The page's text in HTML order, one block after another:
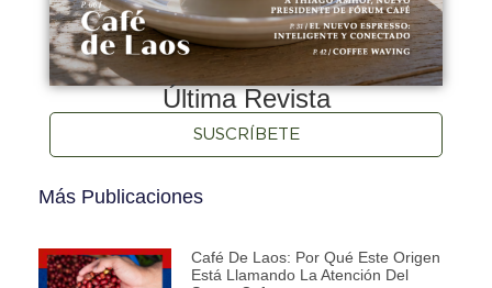
Última Revista
SUSCRÍBETE
Más Publicaciones
Café De Laos: Por Qué Este Origen
Está Llamando La Atención Del